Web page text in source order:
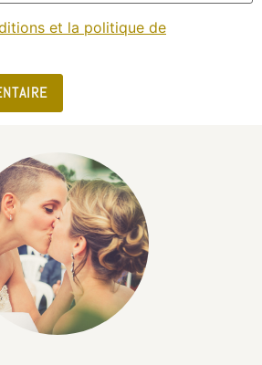
et la politique de